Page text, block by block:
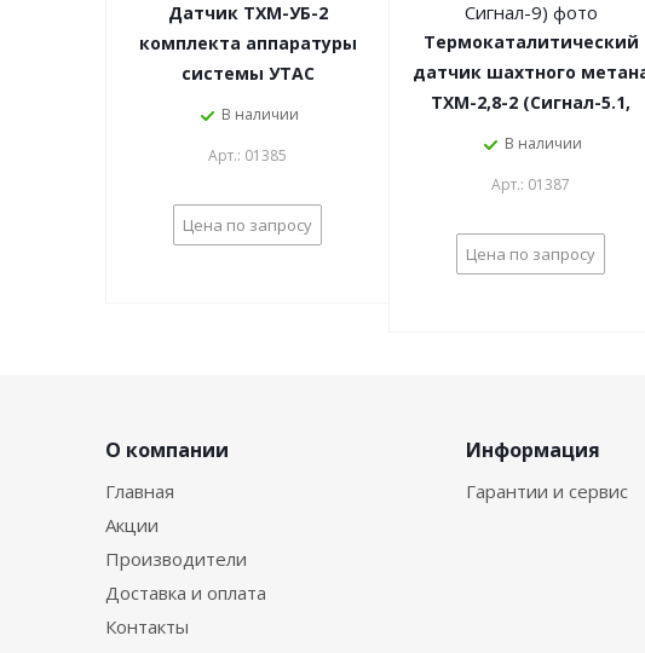
Датчик ТХМ-УБ-2
комплекта аппаратуры
системы УТАС
В наличии
Арт.: 01385
Цена по запросу
Термокаталитический
датчик шахтного
ТХМ-2,8-2 (Сигнал-5.1,
Сигнал-9)
В наличии
Арт.: 01387
Цена по запросу
О компании
Главная
Акции
Производители
Доставка и оплата
Контакты
Информация
Гарантии и сервис